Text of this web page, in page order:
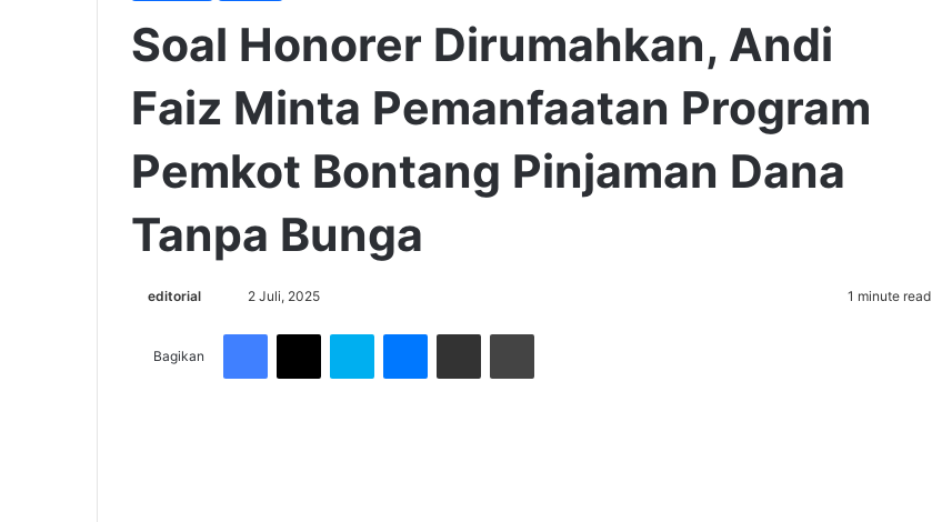
Soal Honorer Dirumahkan, Andi
Faiz Minta Pemanfaatan Program
Pemkot Bontang Pinjaman Dana
Tanpa Bunga
editorial 2 Juli, 2025 1 minute read
Bagikan
Facebook
X Skype Messenger
Share via Email Cetak